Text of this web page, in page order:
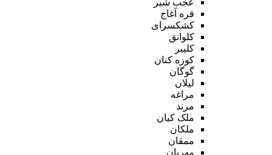
قره آغاج
کشکسرای
کلوانق
کلیبر
کوزه کنان
گوگان
لیلان
مراغه
مرند
ملک کیان
ملکان
ممقان
مهربان